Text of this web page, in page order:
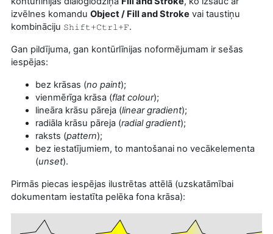
izvēlnes komandu Object / Fill and Stroke vai taustiņu
kombināciju Shift+Ctrl+F.
Gan pildījuma, gan kontūrlīnijas noformējumam ir sešas
iespējas:
bez krāsas (no paint);
vienmērīga krāsa (flat colour);
lineāra krāsu pāreja (linear gradient);
radiāla krāsu pāreja (radial gradient);
raksts (pattern);
bez iestatījumiem, to mantošanai no vecākelementa
(unset).
Pirmās piecas iespējas ilustrētas attēlā (uzskatāmībai
dokumentam iestatīta pelēka fona krāsa):